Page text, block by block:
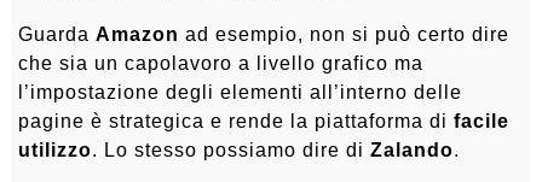
Guarda Amazon ad esempio, non si può certo dire
che sia un capolavoro a livello grafico ma
l’impostazione degli elementi all’interno delle
pagine è strategica e rende la piattaforma di facile
utilizzo. Lo stesso possiamo dire di Zalando.